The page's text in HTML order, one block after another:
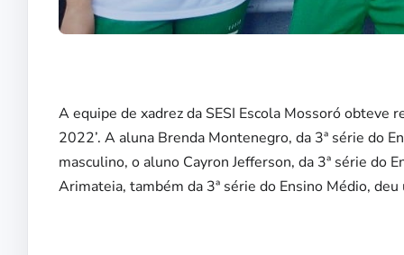
A equipe de xadrez da SESI Escola Mossoró obteve
2022’. A aluna Brenda Montenegro, da 3ª série do
masculino, o aluno Cayron Jefferson, da 3ª série do
Arimateia, também da 3ª série do Ensino Médio,